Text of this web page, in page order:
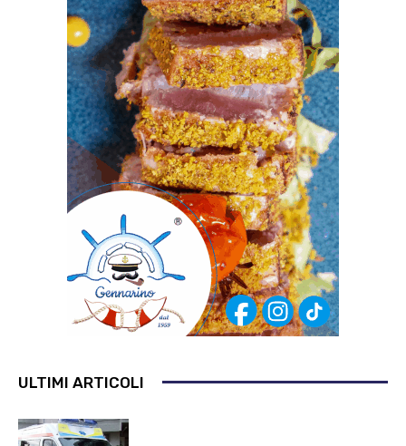
ULTIMI ARTICOLI